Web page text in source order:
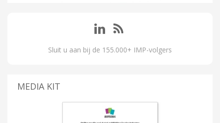
Sluit u aan bij de 155.000+ IMP-volgers
MEDIA KIT